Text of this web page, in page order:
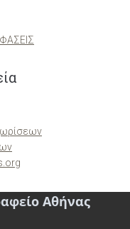
Αθήνας